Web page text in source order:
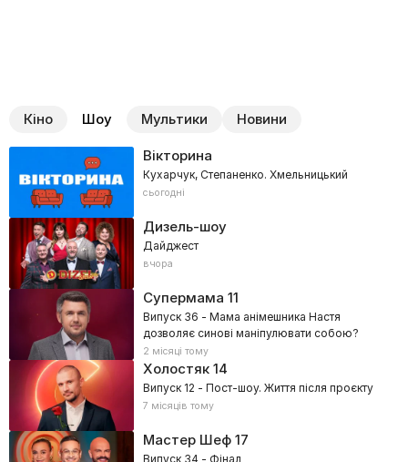
Кіно Шоу Мультики Новини
Вікторина
Кухарчук, Степаненко. Хмельницький
сьогодні
Дизель-шоу
Дайджест
вчора
Супермама 11
Випуск 36 - Мама анімешника Настя
дозволяє синові маніпулювати собою?
2 місяці тому
Холостяк14
Випуск 12 - Пост-шоу. Життя після проєкту
7 місяців тому
Мастер Шеф17
Випуск 34 - Фінал